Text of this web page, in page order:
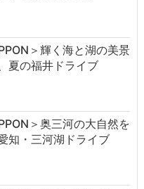
＞輝く海と湖の美景
夏の福井ドライブ
＞奥三河の大自然を
知・三河湖ドライブ